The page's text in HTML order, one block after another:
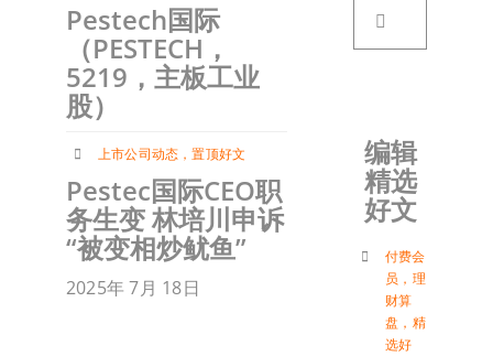
Pestech国际
（PESTECH，
5219，主板工业
股）
上市公司动态 ，置顶好文
Pestec国际CEO职
务生变 林培川申诉
“被变相炒鱿鱼”
2025年 7月 18日
编辑
精选
好文
付费会
员 ， 理
财算
盘 ， 精
选好